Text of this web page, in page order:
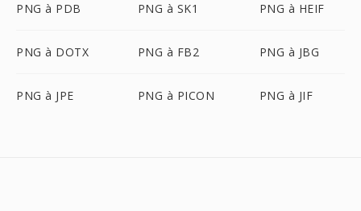
PNG à PDB PNG à SK1 PNG à HEIF
PNG à DOTX PNG à FB2 PNG à JBG
PNG à JPE PNG à PICON PNG à JIF